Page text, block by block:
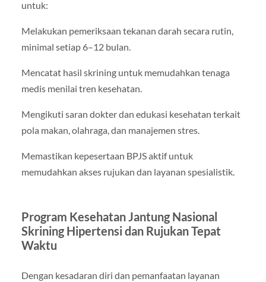
untuk:
Melakukan pemeriksaan tekanan darah secara rutin,
minimal setiap 6–12 bulan.
Mencatat hasil skrining untuk memudahkan tenaga
medis menilai tren kesehatan.
Mengikuti saran dokter dan edukasi kesehatan terkait
pola makan, olahraga, dan manajemen stres.
Memastikan kepesertaan BPJS aktif untuk
memudahkan akses rujukan dan layanan spesialistik.
Program Kesehatan Jantung Nasional
Skrining Hipertensi dan Rujukan Tepat
Waktu
Dengan kesadaran diri dan pemanfaatan layanan